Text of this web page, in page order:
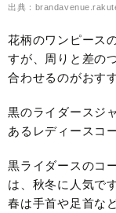
出典：
花柄のワンピース
すが、周りと差の
合わせるのがおす
黒のライダースジ
あるレディースコ
黒ライダースのコ
は、秋冬に人気で
春は手首や足首な